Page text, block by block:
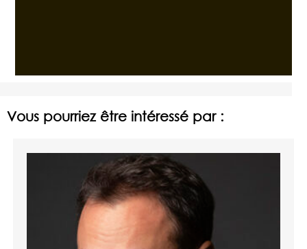
Vous pourriez être intéressé par :